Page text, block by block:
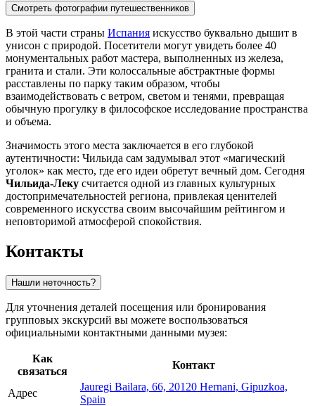
Смотреть фотографии путешественников
В этой части страны Испания искусство буквально дышит в
унисон с природой. Посетители могут увидеть более 40
монументальных работ мастера, выполненных из железа,
гранита и стали. Эти колоссальные абстрактные формы
расставлены по парку таким образом, чтобы
взаимодействовать с ветром, светом и тенями, превращая
обычную прогулку в философское исследование пространства
и объема.
Значимость этого места заключается в его глубокой
аутентичности: Чильида сам задумывал этот «магический
уголок» как место, где его идеи обретут вечный дом. Сегодня
Чильида-Леку считается одной из главных культурных
достопримечательностей региона, привлекая ценителей
современного искусства своим высочайшим рейтингом и
неповторимой атмосферой спокойствия.
Контакты
Нашли неточность?
Для уточнения деталей посещения или бронирования
групповых экскурсий вы можете воспользоваться
официальными контактными данными музея:
Как
связаться
Контакт
Адрес
Jauregi Bailara, 66, 20120 Hernani, Gipuzkoa,
Spain